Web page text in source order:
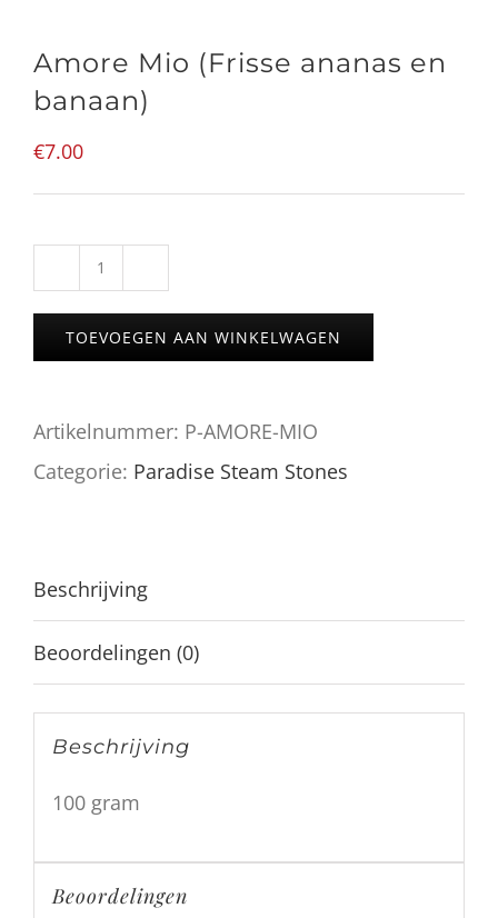
Amore Mio (Frisse ananas en
banaan)
€7.00
Amore
Mio
(Frisse
en
banaan)
TOEVOEGEN AAN WINKELWAGEN
Artikelnummer: P-AMORE-MIO
Categorie: Paradise Steam Stones
Beschrijving
Beoordelingen (0)
Beschrijving
100 gram
Beoordelingen